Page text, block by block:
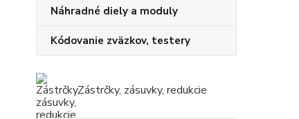
Náhradné diely a moduly
Kódovanie zväzkov, testery
Zástrčky, zásuvky, redukcie